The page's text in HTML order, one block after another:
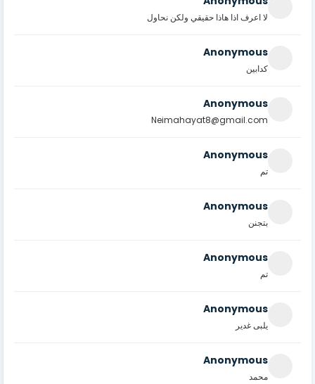
لا اعرف اذا هاذا حقيقي ولكن نحاول
Anonymous
كدابين
Anonymous
Neimahayat8@gmail.com
Anonymous
تم
Anonymous
بتجنن
Anonymous
تم
Anonymous
يلبى غدير
Anonymous
محمد